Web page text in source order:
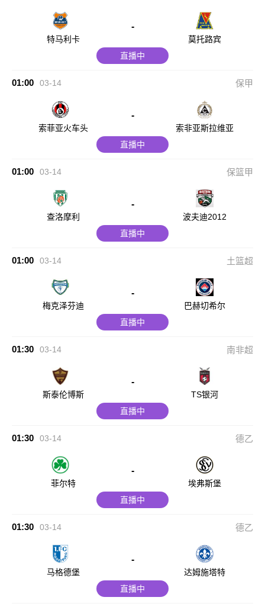
特马利卡
-
莫托路宾
直播中
01:00 03-14 保甲
索菲亚火车头
-
索非亚斯拉维亚
直播中
01:00 03-14 保篮甲
查洛摩利
-
波夫迪2012
直播中
01:00 03-14 土篮超
梅克泽芬迪
-
巴赫切希尔
直播中
01:30 03-14 南非超
斯泰伦博斯
-
TS银河
直播中
01:30 03-14 德乙
菲尔特
-
埃弗斯堡
直播中
01:30 03-14 德乙
马格德堡
-
达姆施塔特
直播中